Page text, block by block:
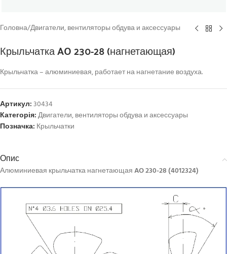
Головна/Двигатели, вентиляторы обдува и аксессуары
Крыльчатка AO 230-28 (нагнетающая)
Крыльчатка – алюминиевая, работает на нагнетание воздуха.
Артикул:30434
Категорія:Двигатели, вентиляторы обдува и аксессуары
Позначка: Крыльчатки
Опис
Алюминиевая крыльчатка нагнетающаяAO 230-28 (4012324)